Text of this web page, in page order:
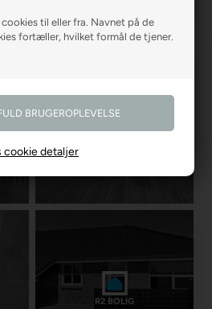
til eller fra. Navnet på de
fortæller, hvilket formål de tjener.
cookie detaljer
R2 BOLIG